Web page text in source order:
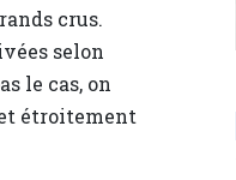
crus.
selon
le cas, on
étroitement